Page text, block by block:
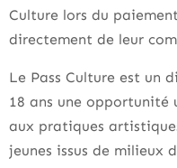
Culture lors du
directement de leur
Le Pass Culture est un
18 ans une opportunité
aux pratiques
jeunes issus de milieux